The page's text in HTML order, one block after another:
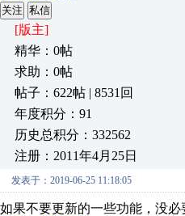
关注 私信
[版主]
精华：0帖
求助：0帖
帖子：622帖 | 8531回
年度积分：91
历史总积分：332562
注册：2011年4月25日
发表于：2019-06-25 11:18:05
如果不要更新的一些功能，没